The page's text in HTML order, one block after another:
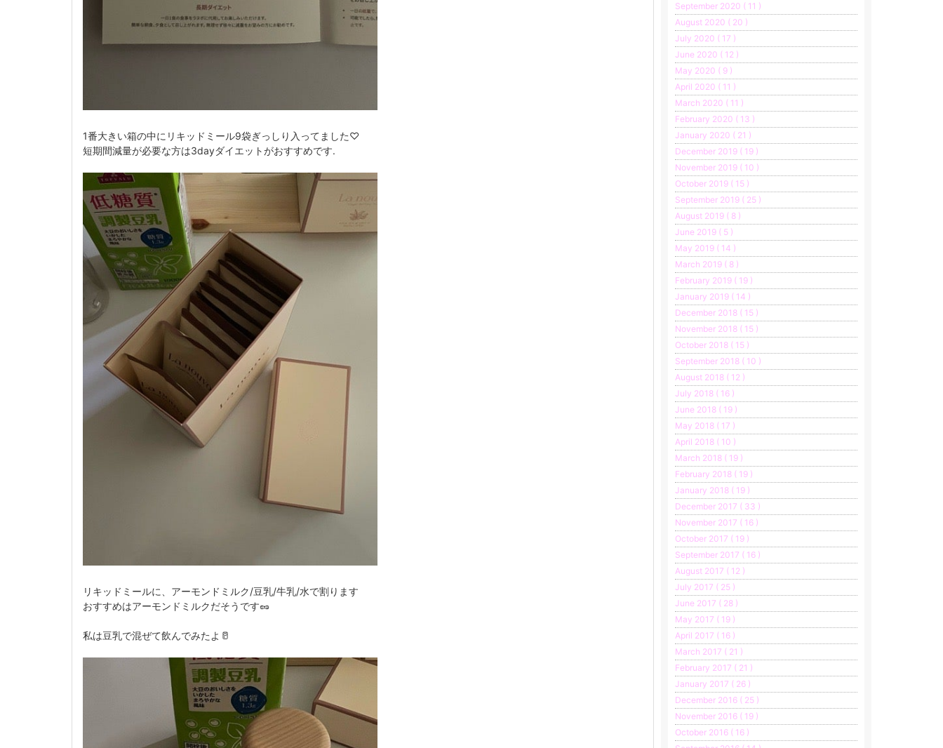
1番大きい箱の中にリキッドミール9袋ぎっしり入ってました♡
短期間減量が必要な方は3dayダイエットがおすすめです.
リキッドミールに、アーモンドミルク/豆乳/牛乳/水で割ります
おすすめはアーモンドミルクだそうです🥜
私は豆乳で混ぜて飲んでみたよ🥛
September 2020 ( 11 )
August 2020 ( 20 )
July 2020 ( 17 )
June 2020 ( 12 )
May 2020 ( 9 )
April 2020 ( 11 )
March 2020 ( 11 )
February 2020 ( 13 )
January 2020 ( 21 )
December 2019 ( 19 )
November 2019 ( 10 )
October 2019 ( 15 )
September 2019 ( 25 )
August 2019 ( 8 )
June 2019 ( 5 )
May 2019 ( 14 )
March 2019 ( 8 )
February 2019 ( 19 )
January 2019 ( 14 )
December 2018 ( 15 )
November 2018 ( 15 )
October 2018 ( 15 )
September 2018 ( 10 )
August 2018 ( 12 )
July 2018 ( 16 )
June 2018 ( 19 )
May 2018 ( 17 )
April 2018 ( 10 )
March 2018 ( 19 )
February 2018 ( 19 )
January 2018 ( 19 )
December 2017 ( 33 )
November 2017 ( 16 )
October 2017 ( 19 )
September 2017 ( 16 )
August 2017 ( 12 )
July 2017 ( 25 )
June 2017 ( 28 )
May 2017 ( 19 )
April 2017 ( 16 )
March 2017 ( 21 )
February 2017 ( 21 )
January 2017 ( 26 )
December 2016 ( 25 )
November 2016 ( 19 )
October 2016 ( 16 )